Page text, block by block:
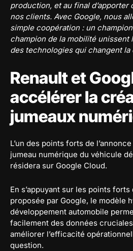
production, et au final d’apporter
nos clients. Avec Google, nous
simple coopération : un
champion de la mobilité
des technologies qui changent la
Renault et
accélérer la
jumeaux
L’un des points forts de
jumeau numérique du véhicule
résidera sur Google Cloud.
En s’appuyant sur les points
proposée par Google, le modèle
développement automobile
facilement des données
améliorer l’efficacité
question.